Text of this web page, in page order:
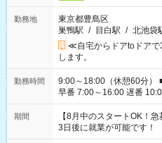
勤務地
東京都豊島区
巣鴨駅 / 目白駅 / 北池袋
≪自宅からドアtoドア
します。
勤務時間
9:00～18:00（休憩60分） ■ご希望があれば下記シフトもOK！
早番 7:00～16:00 遅番 10:00
と休みを合わせたい」 「
「できれば残業はしたく
ね。 ※Wワーク希望の方へ 今ご覧のお仕事で希望する勤務時間
と、もう1つのお仕事の勤
期間
【8月中のスタートOK！
3日後に就業が可能です！